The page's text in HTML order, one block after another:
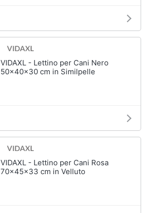
VIDAXL - Lettino per Cani Nero
50x40x30 cm in Similpelle
VIDAXL - Lettino per Cani Rosa
70x45x33 cm in Velluto